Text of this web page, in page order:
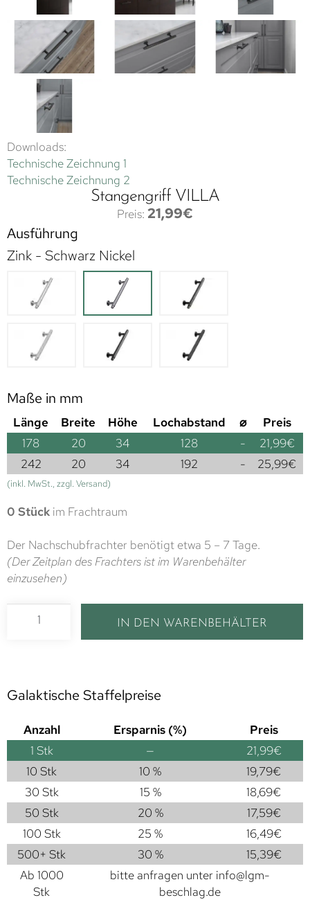
Downloads:
Technische Zeichnung 1
Technische Zeichnung 2
Stangengriff VILLA
21,99€
Ausführung
Zink - Schwarz Nickel
Maße in mm
Länge Breite Höhe Lochabstand ⌀
Preis
178
20 34 128 - 21,99€
242
20 34 192 - 25,99€
(inkl. MwSt., zzgl. Versand)
0 Stück im Frachtraum
Der Nachschubfrachter benötigt etwa 5 – 7 Tage.
(Der Zeitplan des Frachters ist im Warenbehälter
einzusehen)
IN DEN WARENBEHÄLTER
Galaktische Staffelpreise
Anzahl Ersparnis (%)
Preis
1 Stk — 21,99€
10 Stk
10 % 19,79€
30 Stk
15 % 18,69€
50 Stk
20 % 17,59€
100 Stk
25 % 16,49€
500+ Stk
30 % 15,39€
Ab 1000
Stk
bitte anfragen unter info@lgm-
beschlag.de